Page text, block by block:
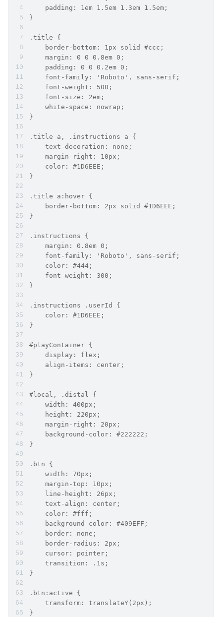
    padding: 1em 1.5em 1.3em 1.5em;
}
.title {
    border-bottom: 1px solid #ccc;
    margin: 0 0 0.8em 0;
    padding: 0 0 0.2em 0;
    font-family: 'Roboto', sans-serif;
    font-weight: 500;
    font-size: 2em;
    white-space: nowrap;
}
.title a, .instructions a {
    text-decoration: none;
    margin-right: 10px;
    color: #1D6EEE;
}
.title a:hover {
    border-bottom: 2px solid #1D6EEE;
}
.instructions {
    margin: 0.8em 0;
    font-family: 'Roboto', sans-serif;
    color: #444;
    font-weight: 300;
}
.instructions .userId {
    color: #1D6EEE;
}
#playContainer {
    display: flex;
    align-items: center;
}
#local, .distal {
    width: 400px;
    height: 220px;
    margin-right: 20px;
    background-color: #222222;
}
.btn {
    width: 70px;
    margin-top: 10px;
    line-height: 26px;
    text-align: center;
    color: #fff;
    background-color: #409EFF;
    border: none;
    border-radius: 2px;
    cursor: pointer;
    transition: .1s;
}
.btn:active {
    transform: translateY(2px);
}